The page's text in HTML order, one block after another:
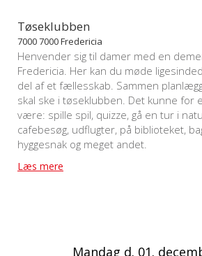
Tøseklubben
7000 7000 Fredericia
Henvender sig til damer med en
Fredericia. Her kan du møde
del af et fællesskab. Sammen
skal ske i tøseklubben. Det kunne for
være: spille spil, quizze, gå en tur i
cafebesøg, udflugter, på biblioteket,
hyggesnak og meget andet.
Læs mere
Mandag d. 01.